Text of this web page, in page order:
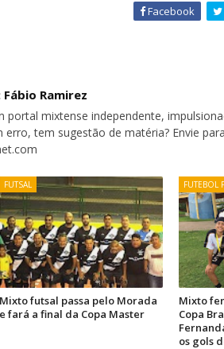
Facebook
Ramirez
portal mixtense independente,
erro, tem sugestão de matéria? Envie
FUTSAL
Mixto futsal passa pelo Morada
e fará a final da Copa Master
FUTEBOL
Mixto
Copa
os gols